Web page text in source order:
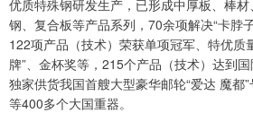
优质特殊钢研发生产，已形成中厚板、棒
钢、复合板等产品系列，70余项解决“卡脖
122项产品（技术）荣获单项冠军、特优质
牌”、金杯奖等，215个产品（技术）达到
独家供货我国首艘大型豪华邮轮“爱达 魔都
等400多个大国重器。